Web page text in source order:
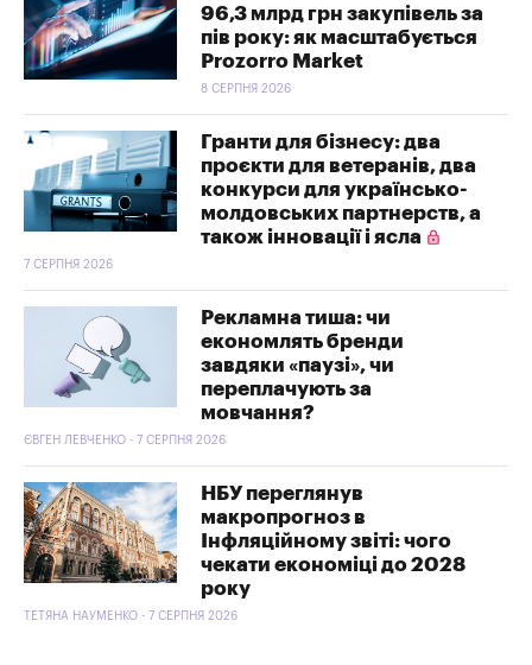
96,3 млрд грн закупівель за
пів року: як масштабується
Prozorro Market
8 СЕРПНЯ 2026
Гранти для бізнесу: два
проєкти для ветеранів, два
конкурси для українсько-
молдовських партнерств, а
також інновації і ясла
7 СЕРПНЯ 2026
Рекламна тиша: чи
економлять бренди
завдяки «паузі», чи
переплачують за
мовчання?
ЄВГЕН ЛЕВЧЕНКО - 7 СЕРПНЯ 2026
НБУ переглянув
макропрогноз в
Інфляційному звіті: чого
чекати економіці до 2028
року
ТЕТЯНА НАУМЕНКО - 7 СЕРПНЯ 2026